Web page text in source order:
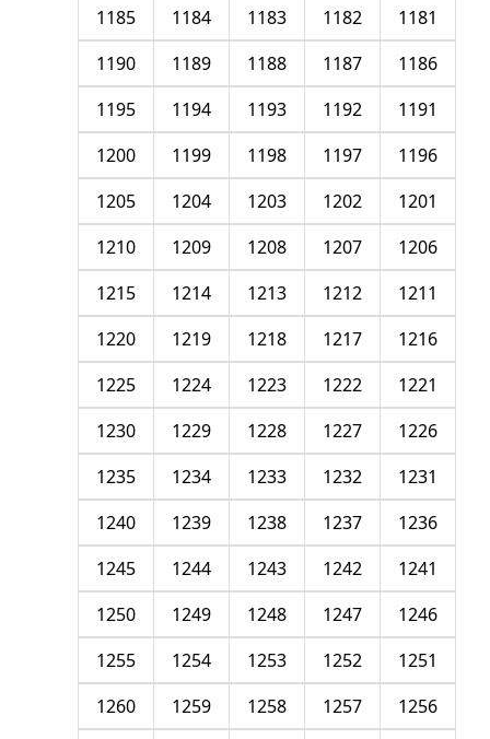
1181
1182
1183
1184
1185
1186
1187
1188
1189
1190
1191
1192
1193
1194
1195
1196
1197
1198
1199
1200
1201
1202
1203
1204
1205
1206
1207
1208
1209
1210
1211
1212
1213
1214
1215
1216
1217
1218
1219
1220
1221
1222
1223
1224
1225
1226
1227
1228
1229
1230
1231
1232
1233
1234
1235
1236
1237
1238
1239
1240
1241
1242
1243
1244
1245
1246
1247
1248
1249
1250
1251
1252
1253
1254
1255
1256
1257
1258
1259
1260